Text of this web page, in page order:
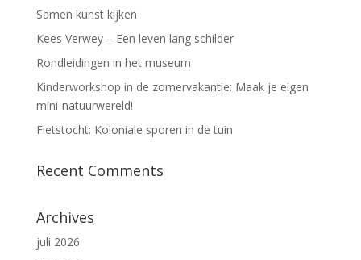
Samen kunst kijken
Kees Verwey – Een leven lang schilder
Rondleidingen in het museum
Kinderworkshop in de zomervakantie: Maak je eigen
mini-natuurwereld!
Fietstocht: Koloniale sporen in de tuin
Recent Comments
Archives
juli 2026